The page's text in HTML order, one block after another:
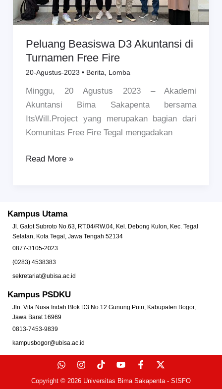
Peluang Beasiswa D3 Akuntansi di
Turnamen Free Fire
20-Agustus-2023 • Berita Lomba
Minggu, 20 Agustus 2023 – Akademi
Akuntansi Bima Sakapenta bersama
ItsWill.Project yang merupakan bagian dari
Komunitas Free Fire Tegal mengadakan
Read More »
Kampus Utama
Jl. Gatot Subroto No.63, RT.04/RW.04, Kel. Debong Kulon, Kec. Tegal
Selatan, Kota Tegal, Jawa Tengah 52134
0877-3105-2023
(0283) 4538383
sekretariat@ubisa.ac.id
Kampus PSDKU
Jln. Vila Nusa Indah Blok D3 No.12 Gunung Putri, Kabupaten Bogor,
Jawa Barat 16969
0813-7453-9839
kampusbogor@ubisa.ac.id
Copyright © 2026 Universitas Bima Sakapenta- SISFO